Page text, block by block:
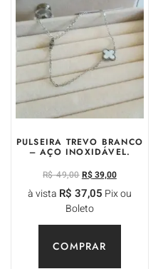
PULSEIRA TREVO BRANCO
– AÇO INOXIDÁVEL.
R$49,00R$39,00
à vista R$ 37,05 Pix ou
Boleto
COMPRAR